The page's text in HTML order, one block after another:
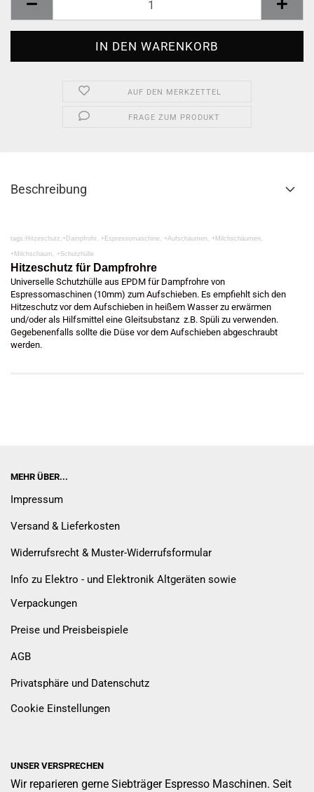
AUF DEN MERKZETTEL
FRAGE ZUM PRODUKT
Beschreibung
tags:Hitzeschutz,+Dampfrohr, +Espressomaschine, +Aufschäumen, +Milchschäumen,
+Milchschaum, +Schutzhülle
Hitzeschutz für Dampfrohre
Universelle Schutzhülle aus EPDM für Dampfrohre von
Espressomaschinen (10mm) zum Aufschieben. Es empfiehlt sich den
Hitzeschutz vor dem Aufschieben in heißem Wasser zu erwärmen
und/oder als Hilfsmittel eine Gleitsubstanz z.B. Spüli zu verwenden.
Gegebenenfalls sollte die Düse vor dem Aufschieben abgeschraubt
werden.
MEHR ÜBER...
Impressum
Versand & Lieferkosten
Widerrufsrecht & Muster-Widerrufsformular
Info zu Elektro - und Elektronik Altgeräten sowie
Verpackungen
Preise und Preisbeispiele
AGB
Privatsphäre und Datenschutz
Cookie Einstellungen
UNSER VERSPRECHEN
Wir reparieren gerne Siebträger Espresso Maschinen. Seit